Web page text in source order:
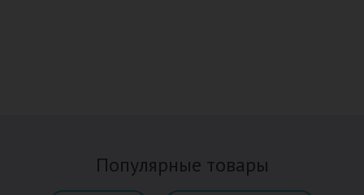
Популярные товары